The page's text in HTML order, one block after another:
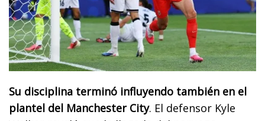
Su disciplina terminó influyendo también en el
plantel del Manchester City. El defensor Kyle